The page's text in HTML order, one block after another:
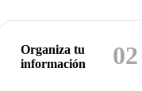
02
Organiza tu
información